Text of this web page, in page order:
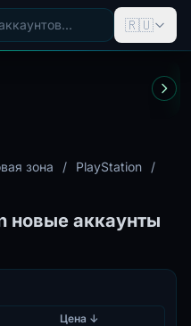
🇷🇺
зона / PlayStation
/
новые аккаунты
Цена ↓